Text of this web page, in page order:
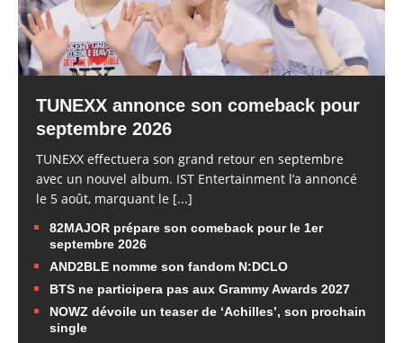
TUNEXX annonce son comeback pour
septembre 2026
TUNEXX effectuera son grand retour en septembre
avec un nouvel album. IST Entertainment l’a annoncé
le 5 août, marquant le [...]
82MAJOR prépare son comeback pour le 1er
septembre 2026
AND2BLE nomme son fandom N:DCLO
BTS ne participera pas aux Grammy Awards 2027
NOWZ dévoile un teaser de ‘Achilles’, son prochain
single